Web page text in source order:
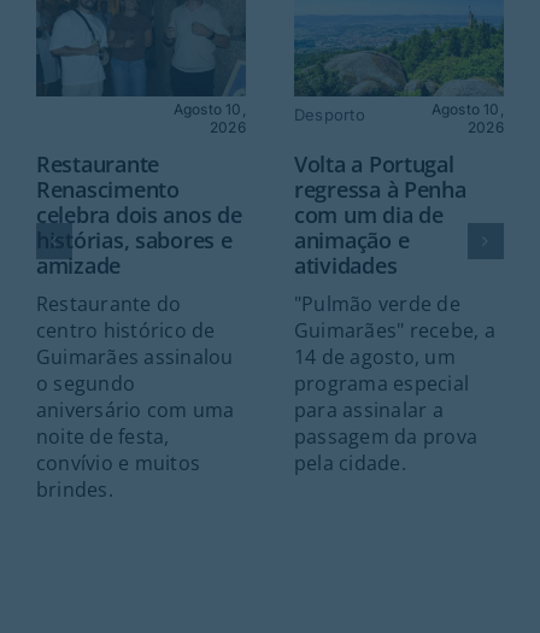
Agosto 10,
2026
Restaurante
Renascimento
celebra dois anos de
histórias, sabores e
amizade
Restaurante do
centro histórico de
Guimarães assinalou
o segundo
aniversário com uma
noite de festa,
convívio e muitos
brindes.
Desporto
Agosto 10,
2026
Volta a Portugal
regressa à Penha
com um dia de
animação e
atividades
"Pulmão verde de
Guimarães" recebe, a
14 de agosto, um
programa especial
para assinalar a
passagem da prova
pela cidade.